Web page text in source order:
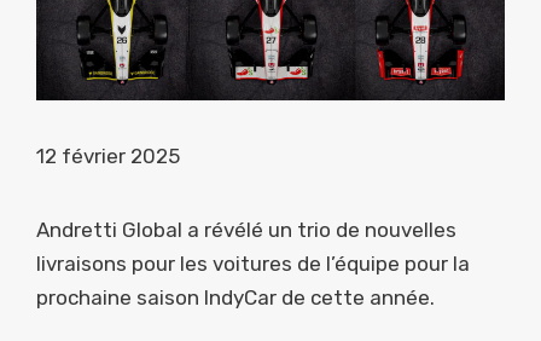
12 février 2025
Andretti Global a révélé un trio de nouvelles
livraisons pour les voitures de l’équipe pour la
prochaine saison IndyCar de cette année.